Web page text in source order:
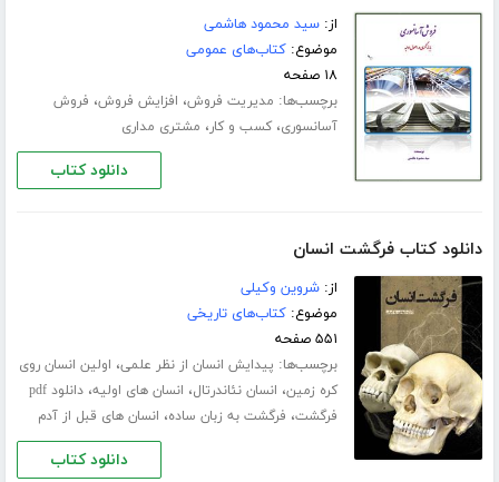
از:سید محمود هاشمی
موضوع:کتاب‌های عمومی
۱۸ صفحه
برچسب‌ها: مدیریت فروش، افزایش فروش، فروش
آسانسوری،کسب و کار، مشتری مداری
دانلود کتاب
دانلود کتاب فرگشت انسان
از:شروین وکیلی
موضوع:کتاب‌های تاریخی
۵۵۱ صفحه
برچسب‌ها: پیدایش انسان از نظر علمی، اولین انسان روی
کره زمین، انسان نئاندرتال، انسان های اولیه،
دانلود pdf
فرگشت، فرگشت به زبان ساده، انسان های قبل از آدم
دانلود کتاب